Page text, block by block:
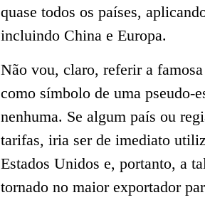
quase todos os países,
incluindo China e Europa.
Não vou, claro, referir a famosa
como símbolo de uma pseudo-
nenhuma. Se algum país ou
tarifas, iria ser de imediato
Estados Unidos e, portanto, a
tornado no maior exportador